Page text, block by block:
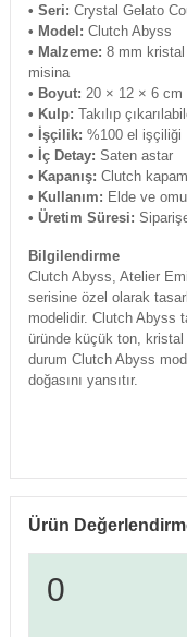
• Seri: Crystal Gelato
• Model: Clutch Abyss
• Malzeme: 8 mm kristal
misina
• Boyut: 20 × 12 × 6 cm
• Kulp: Takılıp
• İşçilik: %100 el işçiliği
• İç Detay: Saten astar
• Kapanış: Clutch
• Kullanım: Elde ve
• Üretim Süresi:
Bilgilendirme
Clutch Abyss, Atelier
serisine özel olarak
modelidir. Clutch Abyss
üründe küçük ton, kristal
durum Clutch Abyss
doğasını yansıtır.
Ürün
0